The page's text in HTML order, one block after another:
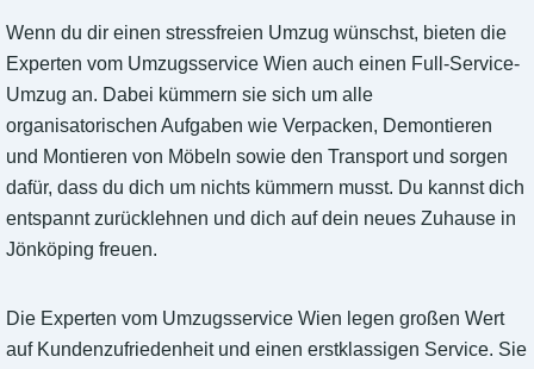
Wenn du dir einen stressfreien Umzug wünschst, bieten die
Experten vom Umzugsservice Wien auch einen Full-Service-
Umzug an. Dabei kümmern sie sich um alle
organisatorischen Aufgaben wie Verpacken, Demontieren
und Montieren von Möbeln sowie den Transport und sorgen
dafür, dass du dich um nichts kümmern musst. Du kannst dich
entspannt zurücklehnen und dich auf dein neues Zuhause in
Jönköping freuen.
Die Experten vom Umzugsservice Wien legen großen Wert
auf Kundenzufriedenheit und einen erstklassigen Service. Sie